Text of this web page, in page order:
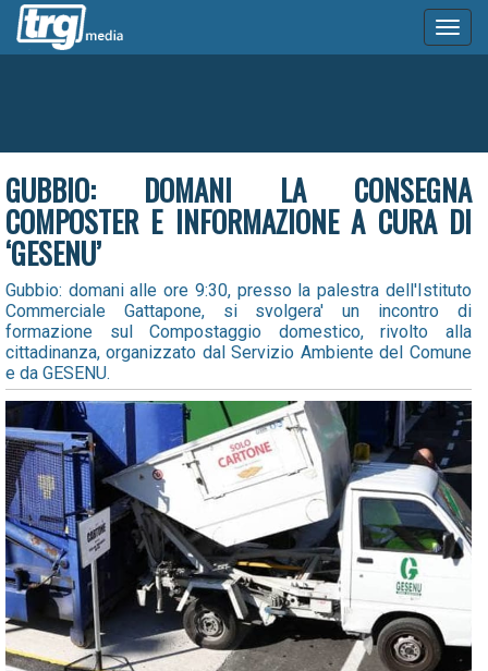
GUBBIO: DOMANI LA CONSEGNA
COMPOSTER E INFORMAZIONE A CURA DI
‘GESENU’
Gubbio: domani alle ore 9:30, presso la palestra dell'Istituto
Commerciale Gattapone, si svolgera' un incontro di
formazione sul Compostaggio domestico, rivolto alla
cittadinanza, organizzato dal Servizio Ambiente del Comune
e da GESENU.